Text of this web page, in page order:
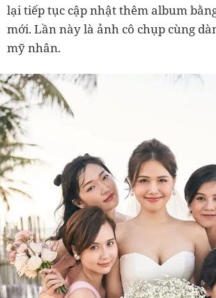
lại tiếp tục cập nhật thêm album
mới. Lần này là ảnh cô chụp cùng
mỹ nhân.